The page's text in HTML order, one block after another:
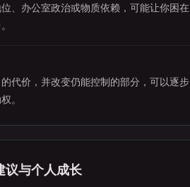
、办公室政治或物质依赖，可能让你困在
代价，并改变仍能控制的部分，可以逐步
。
议与个人成长